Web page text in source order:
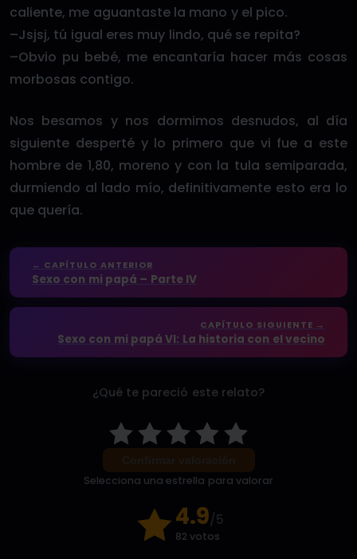
caliente, me aguantaste la mano y el pico.
–Jsjsj, tú igual eres muy lindo, qué se repita?
–Obvio pu bebé, me encantaría hacer más cosas
morbosas contigo.
Nos besamos y nos dormimos desnudos, al día
siguiente desperté y lo primero que vi fue a este
hombre de 1,80, moreno y con la tula semiparada,
durmiendo al lado mío, definitivamente esto era lo
que quería.
← CAPÍTULO ANTERIOR
Sexo con mi papá – Parte IV
CAPÍTULO SIGUIENTE →
Sexo con mi papá VI: La historia con el vecino
¿Qué te pareció este relato?
Selecciona una estrella para valorar
4.9/5
82 votos